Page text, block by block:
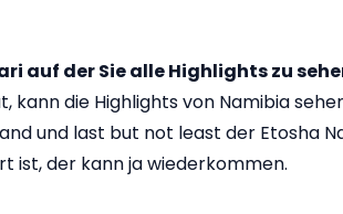
auf der Sie alle Highlights zu
kann die Highlights von Namibia
und last but not least der Etosha
ist, der kann ja wiederkommen.